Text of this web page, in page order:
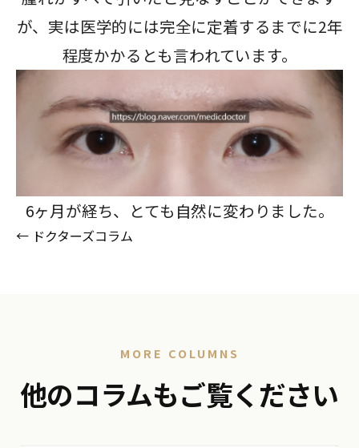
が、実は医学的には完全に定着するまでに2年
程度かかるとも言われています。
6ヶ月が経ち、とても自然に変わりました。
← ドクターズコラム
MORE COLUMNS
他のコラムもご覧ください